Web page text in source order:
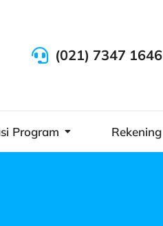
(021) 7347 1646
Program Rekening